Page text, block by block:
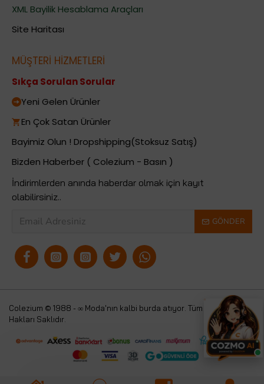
XML Bayilik Hesablama Araçları
Site Haritası
MÜŞTERİ HİZMETLERİ
Sıkça Sorulan Sorular
Yeni Gelen Ürünler
En Çok Satan Ürünler
Bayimiz Olun ! Dropshipping(Stoksuz Satış)
Bizden Haberber ( Colezium - Basın )
İndirimlerden anında haberdar olmak için kayıt
olabilirsiniz..
GÖNDER
Colezium © 1988 - ∞ Moda'nın kalbi burda atıyor. Tüm
Hakları Saklıdır.
Colezium